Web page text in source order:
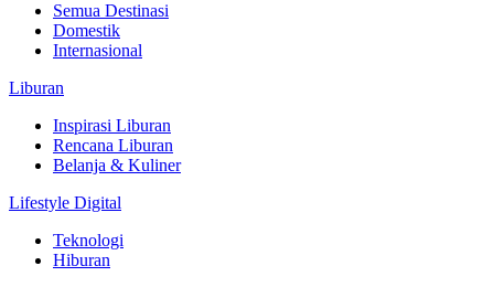
Semua Destinasi
Domestik
Internasional
Liburan
Inspirasi Liburan
Rencana Liburan
Belanja & Kuliner
Lifestyle Digital
Teknologi
Hiburan